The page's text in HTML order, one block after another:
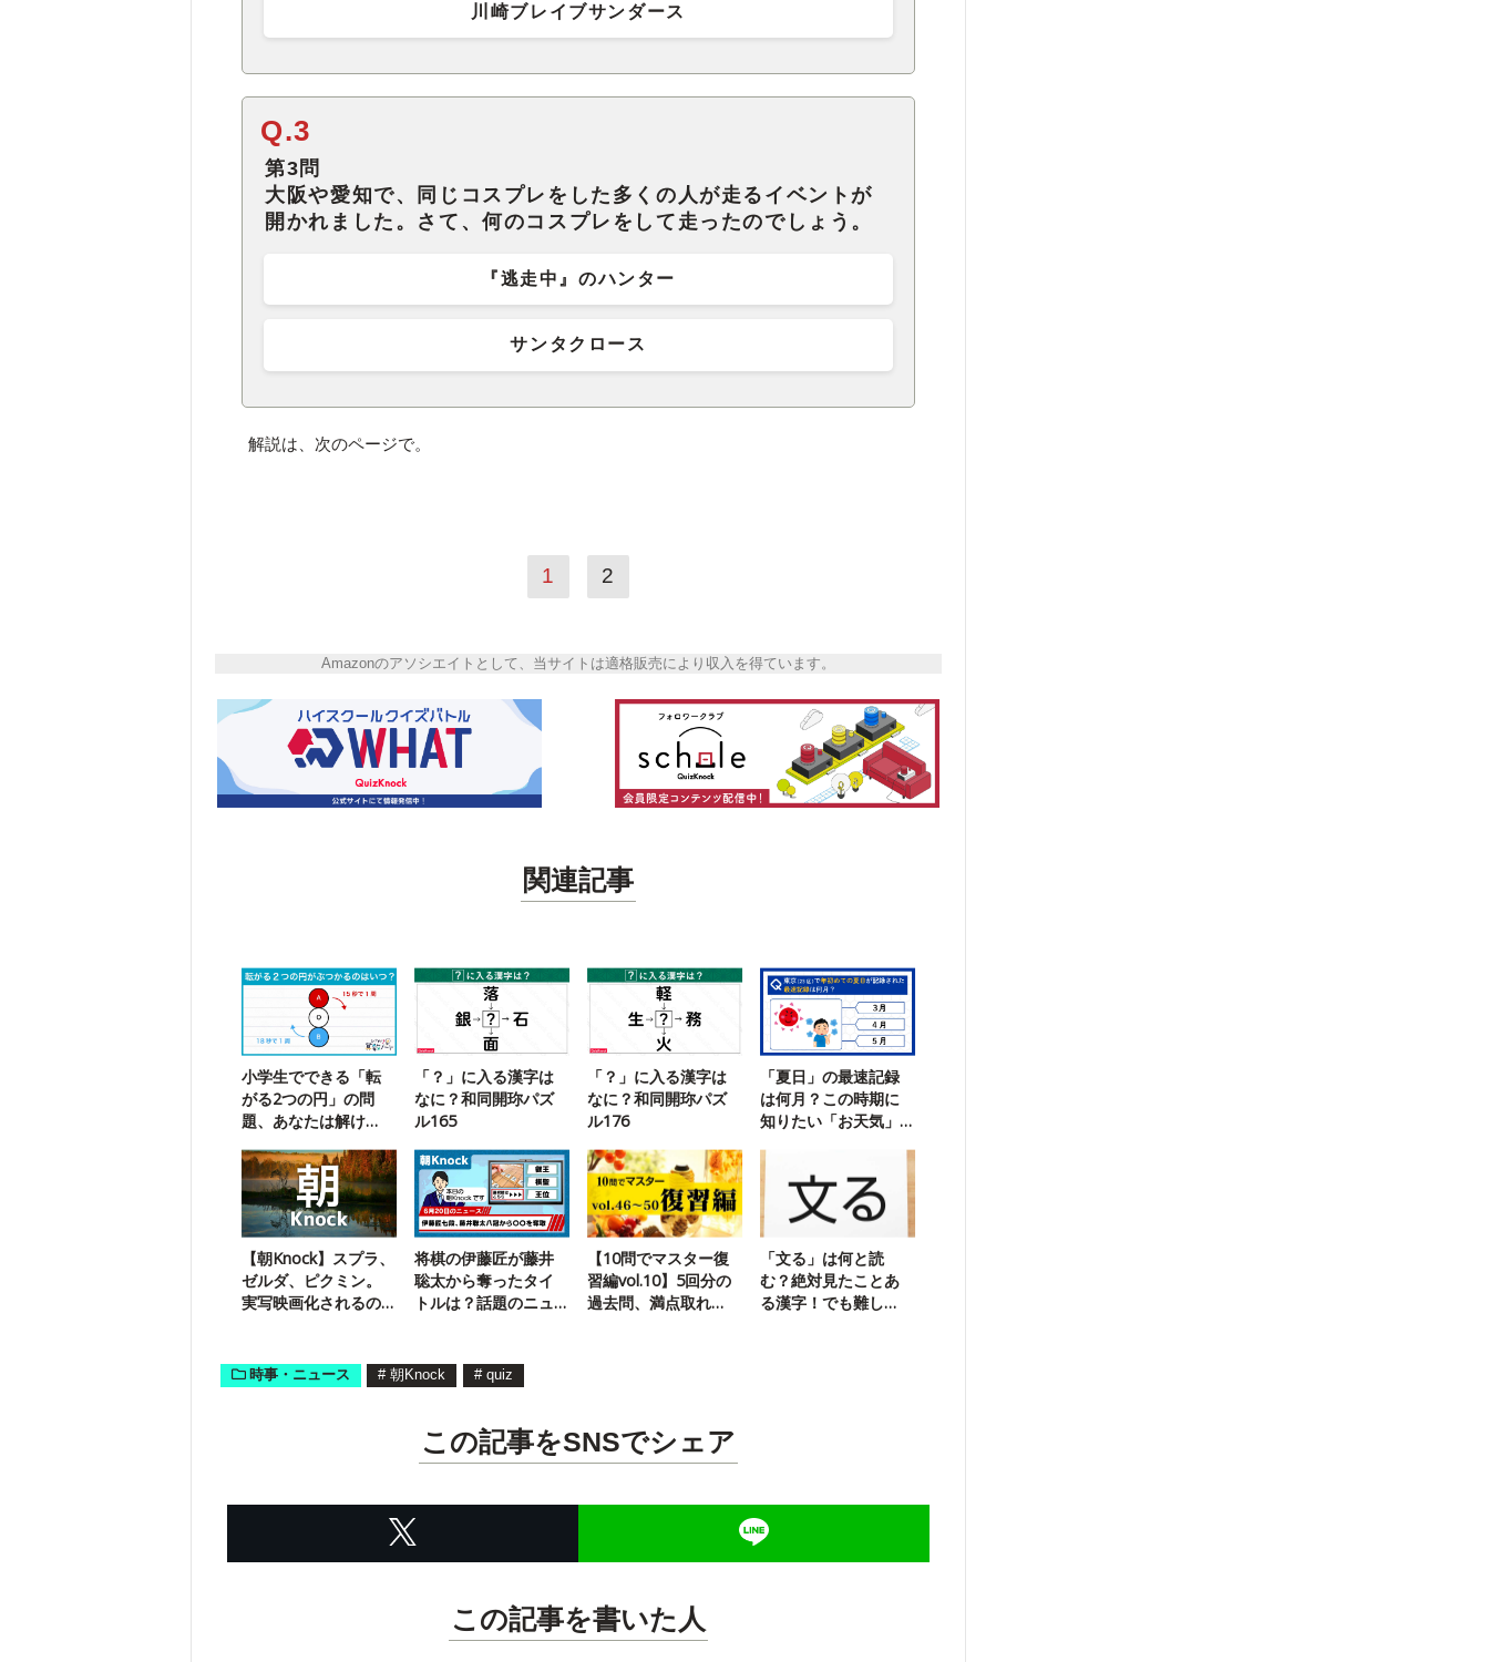
川崎ブレイブサンダース‎
Q.3
第3問
大阪や愛知で、同じコスプレをした多くの人が走るイベントが
開かれました。さて、何のコスプレをして走ったのでしょう。
『逃走中』のハンター
サンタクロース
解説は、次のページで。
1 2
Amazonのアソシエイトとして、当サイトは適格販売により収入を得ています。
関連記事
小学生でできる「転
がる2つの円」の問
題、あなたは解け
「？」に入る漢字は
なに？和同開珎パズ
ル165
「？」に入る漢字は
なに？和同開珎パズ
ル176
「夏日」の最速記録
は何月？この時期に
知りたい「お天気」
【朝Knock】スプラ、
ゼルダ、ピクミン。
実写映画化されるの
将棋の伊藤匠が藤井
聡太から奪ったタイ
トルは？話題のニュ
【10問でマスター復
習編vol.10】5回分の
過去問、満点取れ
「文る」は何と読
む？絶対見たことあ
る漢字！でも難し
時事・ニュース # 朝Knock # quiz
この記事をSNSでシェア
この記事を書いた人